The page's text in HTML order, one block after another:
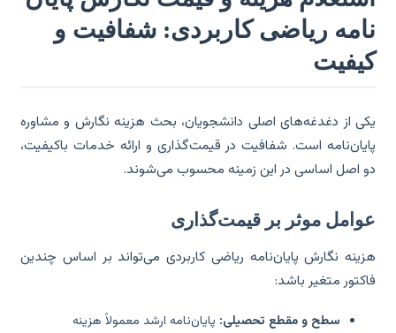
ریاضی کاربردی: شفافیت و
از دغدغه‌های اصلی دانشجویان، بحث هزینه نگارش و مشاوره
است. شفافیت در قیمت‌گذاری و ارائه خدمات باکیفیت،
اصل اساسی در این زمینه محسوب می‌شوند.
موثر بر قیمت‌گذاری
نگارش پایان‌نامه ریاضی کاربردی می‌تواند بر اساس چندین
متغیر باشد:
سطح و مقطع تحصیلی:پایان‌نامه ارشد معمولاً هزینه